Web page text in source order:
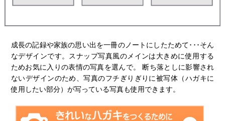
成長の記録や家族の思い出を一冊のノートにしたためて･･･そん
なデザインです。スナップ写真風のメインは大きめに使用する
ためお気に入りの表情の写真を選んで。 断ち落としに影響され
ないデザインのため、写真のフチぎりぎりに被写体（ハガキに
使用したい部分）が写っている写真も使用できます。